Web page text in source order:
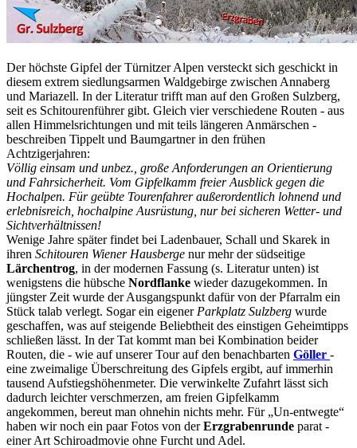
Der höchste Gipfel der Türnitzer Alpen versteckt sich geschickt in
diesem extrem siedlungsarmen Waldgebirge zwischen Annaberg
und Mariazell. In der Literatur trifft man auf den Großen Sulzberg,
seit es Schitourenführer gibt. Gleich vier verschiedene Routen - aus
allen Himmelsrichtungen und mit teils längeren Anmärschen -
beschreiben Tippelt und Baumgartner in den frühen
Achtzigerjahren:
Völlig einsam und unbez., große Anforderungen an Orientierung
und Fahrsicherheit. Vom Gipfelkamm freier Ausblick gegen die
Hochalpen. Für geübte Tourenfahrer außerordentlich lohnend und
erlebnisreich, hochalpine Ausrüstung, nur bei sicheren Wetter- und
Sichtverhältnissen!
Wenige Jahre später findet bei Ladenbauer, Schall und Skarek in
ihren Schitouren Wiener Hausberge nur mehr der südseitige
Lärchentrog, in der modernen Fassung (s. Literatur unten) ist
wenigstens die hübsche Nordflanke wieder dazugekommen. In
jüngster Zeit wurde der Ausgangspunkt dafür von der Pfarralm ein
Stück talab verlegt. Sogar ein eigener Parkplatz Sulzberg wurde
geschaffen, was auf steigende Beliebtheit des einstigen Geheimtipps
schließen lässt. In der Tat kommt man bei Kombination beider
Routen, die - wie auf unserer Tour auf den benachbarten Göller -
eine zweimalige Überschreitung des Gipfels ergibt, auf immerhin
tausend Aufstiegshöhenmeter. Die verwinkelte Zufahrt lässt sich
dadurch leichter verschmerzen, am freien Gipfelkamm
angekommen, bereut man ohnehin nichts mehr. Für „Un-entwegte“
haben wir noch ein paar Fotos von derErzgrabenrunde parat -
einer Art Schiroadmovie ohne Furcht und Adel.